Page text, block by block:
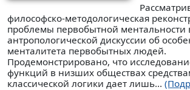
философско-методологическая
проблемы первобытной ментальности
антропологической дискуссии об
менталитета первобытных людей.
Продемонстрировано, что
функций в низших обществах
классической логики дает лишь...